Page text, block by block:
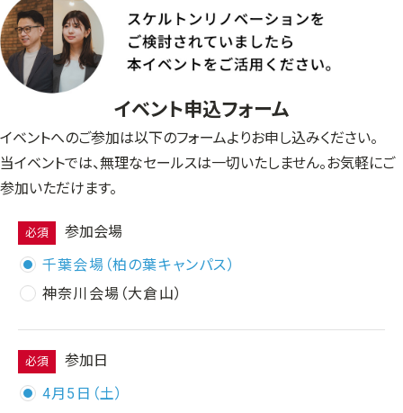
イベント申込フォーム
イベントへのご参加は以下のフォームよりお申し込みください。
当イベントでは、無理なセールスは一切いたしません。お気軽にご
参加いただけます。
必須
参加会場
千葉会場（柏の葉キャンパス）
神奈川会場（大倉山）
必須
参加日
4月5日（土）